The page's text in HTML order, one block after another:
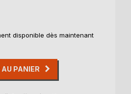
disponible dès maintenant
PANIER